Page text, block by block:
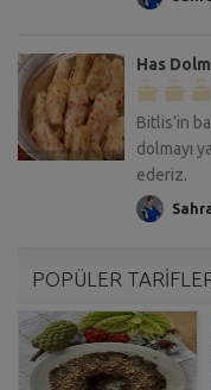
Has
Bitlis’in
dolmayı
ederiz.
POPÜLER